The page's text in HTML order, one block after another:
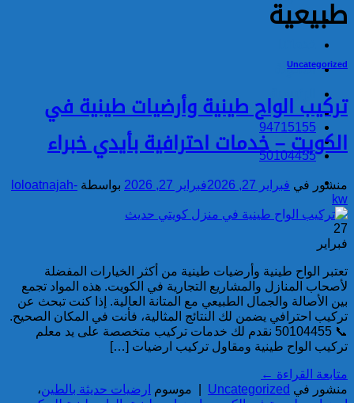
من نحن
المدونة
94715155
50104455
طبيعية
Uncategorized
تركيب الواح طينية وأرضيات طينية في
الكويت – خدمات احترافية بأيدي خبراء
منشور في فبراير 27, 2026 فبراير 27, 2026 بواسطة loloatnajah-
kw
27
فبراير
تعتبر الواح طينية وأرضيات طينية من أكثر الخيارات المفضلة
لأصحاب المنازل والمشاريع التجارية في الكويت. هذه المواد تجمع
بين الأصالة والجمال الطبيعي مع المتانة العالية. إذا كنت تبحث عن
تركيب احترافي يضمن لك النتائج المثالية، فأنت في المكان الصحيح.
📞 50104455 نقدم لك خدمات تركيب متخصصة على يد معلم
تركيب الواح طينية ومقاول تركيب ارضيات […]
متابعة القراءة ←
منشور في Uncategorized موسوم ارضيات حديثة بالطين،